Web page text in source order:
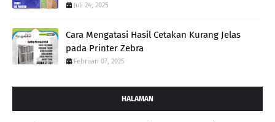
Juli 24, 2025
Cara Mengatasi Hasil Cetakan Kurang Jelas
pada Printer Zebra
Februari 07, 2025
HALAMAN